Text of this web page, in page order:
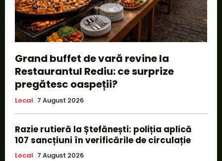
Grand buffet de vară revine la
Restaurantul Rediu: ce surprize
pregătesc oaspeții?
Local 7 August 2026
Razie rutieră la Ștefănești: poliția aplică
107 sancțiuni în verificările de circulație
Local 7 August 2026